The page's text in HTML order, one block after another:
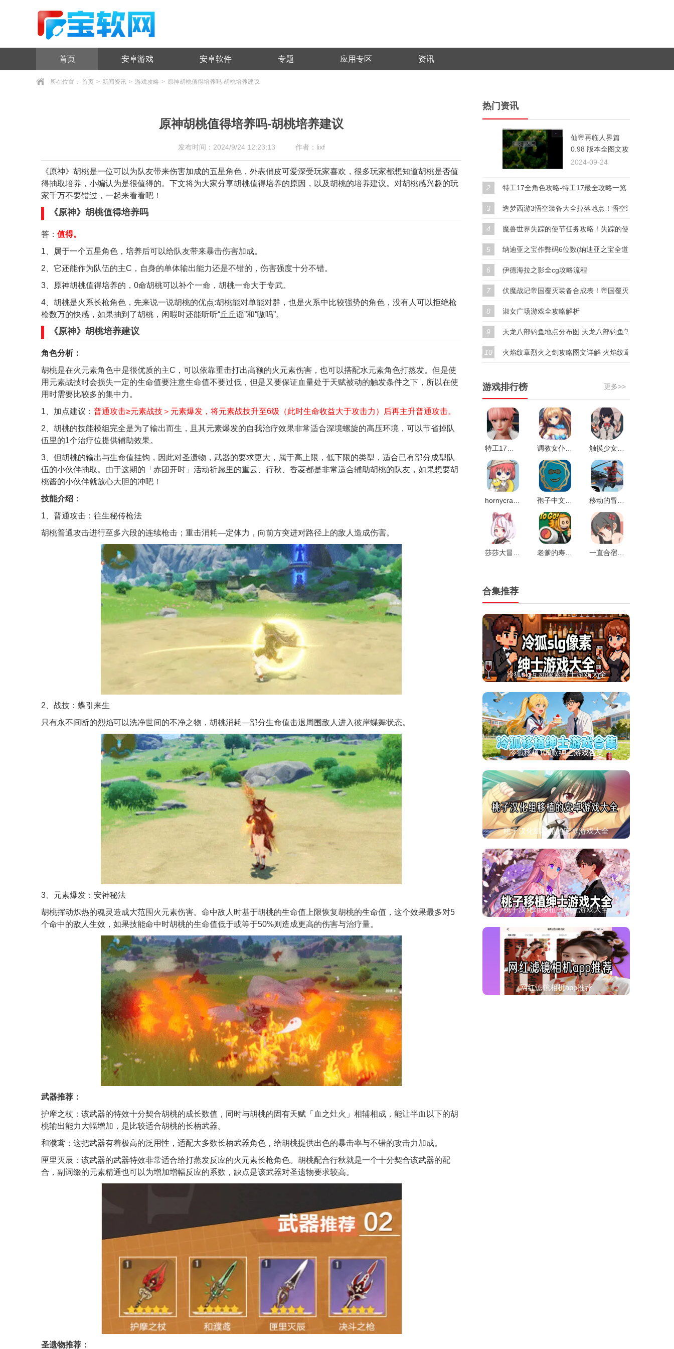
首页 安卓游戏 安卓软件 专题 应用专区 资讯
所在位置： 首页 > 新闻资讯 > 游戏攻略 > 原神胡桃值得培养吗-胡桃培养建议
原神胡桃值得培养吗-胡桃培养建议
发布时间：2024/9/24 12:23:13 作者：lixf
《原神》胡桃是一位可以为队友带来伤害加成的五星角色，外表俏皮可爱深受玩家喜欢，很多玩家都想知道胡桃是否值
得抽取培养，小编认为是很值得的。下文将为大家分享胡桃值得培养的原因，以及胡桃的培养建议。对胡桃感兴趣的玩
家千万不要错过，一起来看看吧！
《原神》胡桃值得培养吗
答： 值得。
1、属于一个五星角色，培养后可以给队友带来暴击伤害加成。
2、它还能作为队伍的主C，自身的单体输出能力还是不错的，伤害强度十分不错。
3、原神胡桃值得培养的，0命胡桃可以补个一命，胡桃一命大于专武。
4、胡桃是火系长枪角色，先来说一说胡桃的优点:胡桃能对单能对群，也是火系中比较强势的角色，没有人可以拒绝枪
枪数万的快感，如果抽到了胡桃，闲暇时还能听听“丘丘谣”和“嗷呜”。
《原神》胡桃培养建议
角色分析：
胡桃是在火元素角色中是很优质的主C，可以依靠重击打出高额的火元素伤害，也可以搭配水元素角色打蒸发。但是使
用元素战技时会损失一定的生命值要注意生命值不要过低，但是又要保证血量处于天赋被动的触发条件之下，所以在使
用时需要比较多的集中力。
1、加点建议： 普通攻击≥元素战技＞元素爆发，将元素战技升至6级（此时生命收益大于攻击力）后再主升普通攻击。
2、胡桃的技能模组完全是为了输出而生，且其元素爆发的自我治疗效果非常适合深境螺旋的高压环境，可以节省掉队
伍里的1个治疗位提供辅助效果。
3、但胡桃的输出与生命值挂钩，因此对圣遗物，武器的要求更大，属于高上限，低下限的类型，适合已有部分成型队
伍的小伙伴抽取。由于这期的「赤团开时」活动祈愿里的重云、行秋、香菱都是非常适合辅助胡桃的队友，如果想要胡
桃酱的小伙伴就放心大胆的冲吧！
技能介绍：
1、普通攻击：往生秘传枪法
胡桃普通攻击进行至多六段的连续枪击；重击消耗—定体力，向前方突进对路径上的敌人造成伤害。
2、战技：蝶引来生
只有永不间断的烈焰可以洗净世间的不净之物，胡桃消耗—部分生命值击退周围敌人进入彼岸蝶舞状态。
3、元素爆发：安神秘法
胡桃挥动炽热的魂灵造成大范围火元素伤害。命中敌人时基于胡桃的生命值上限恢复胡桃的生命值，这个效果最多对5
个命中的敌人生效，如果技能命中时胡桃的生命值低于或等于50%则造成更高的伤害与治疗量。
武器推荐：
护摩之杖：该武器的特效十分契合胡桃的成长数值，同时与胡桃的固有天赋「血之灶火」相辅相成，能让半血以下的胡
桃输出能力大幅增加，是比较适合胡桃的长柄武器。
和濮鸢：这把武器有着极高的泛用性，适配大多数长柄武器角色，给胡桃提供出色的暴击率与不错的攻击力加成。
匣里灭辰：该武器的武器特效非常适合给打蒸发反应的火元素长枪角色。胡桃配合行秋就是一个十分契合该武器的配
合，副词缀的元素精通也可以为增加增幅反应的系数，缺点是该武器对圣遗物要求较高。
圣遗物推荐：
热门资讯
仙帝再临人界篇
0.98 版本全图文攻
略指南
2024-09-24
2 特工17全角色攻略-特工17最全攻略一览
3 造梦西游3悟空装备大全掉落地点！悟空装备搭配推荐
4 魔兽世界失踪的使节任务攻略！失踪的使节任务奖励！
5 纳迪亚之宝作弊码6位数(纳迪亚之宝全道具代码汇总)
6 伊德海拉之影全cg攻略流程
7 伏魔战记帝国覆灭装备合成表！帝国覆灭隐藏装备合成
8 淑女广场游戏全攻略解析
9 天龙八部钓鱼地点分布图 天龙八部钓鱼等级分布位置
10 火焰纹章烈火之剑攻略图文详解 火焰纹章烈火之剑玩
游戏排行榜 更多>>
合集推荐
冷狐slg互动像素绅士游戏大全
冷狐移植100款绅士游戏合集
桃子汉化组移植的安卓游戏大全
桃子汉化组移植的绅士游戏大全
网红滤镜相机app推荐